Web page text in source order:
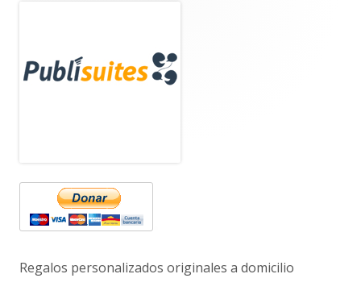
lateral
principal
Regalos personalizados originales a domicilio